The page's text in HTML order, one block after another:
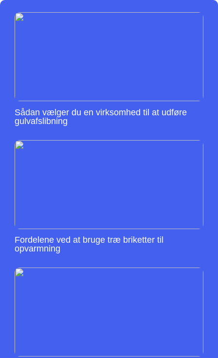
Sådan vælger du en virksomhed til at udføre
gulvafslibning
Fordelene ved at bruge træ briketter til
opvarmning